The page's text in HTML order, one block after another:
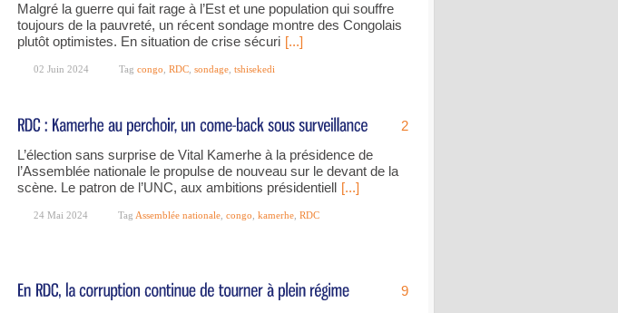
Malgré la guerre qui fait rage à l’Est et une population qui souffre
toujours de la pauvreté, un récent sondage montre des Congolais
plutôt optimistes. En situation de crise sécuri [...]
02 Juin 2024 Tag congo RDC sondage tshisekedi
2
L’élection sans surprise de Vital Kamerhe à la présidence de
l’Assemblée nationale le propulse de nouveau sur le devant de la
scène. Le patron de l’UNC, aux ambitions présidentiell [...]
24 Mai 2024 Tag Assemblée nationale congo kamerhe RDC
9